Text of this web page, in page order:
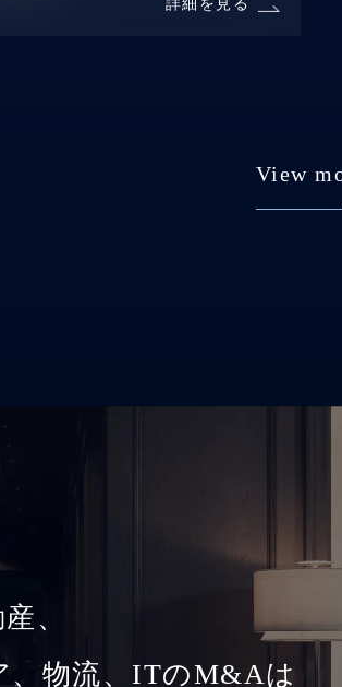
詳細を見る
View
、
、物流、ITのM&Aは